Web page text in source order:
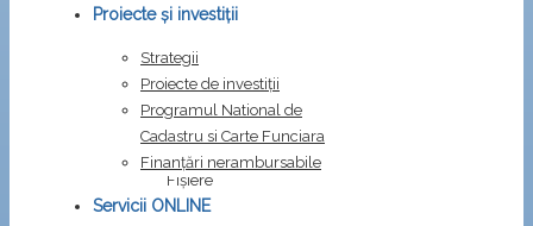
al
COSTEŞTI,
judeţul
BUZĂU
Fișiere
atașate:
Proiecte și investiții
Strategii
Proiecte de investiții
Programul National de
Cadastru si Carte Funciara
Finanțări nerambursabile
Servicii ONLINE